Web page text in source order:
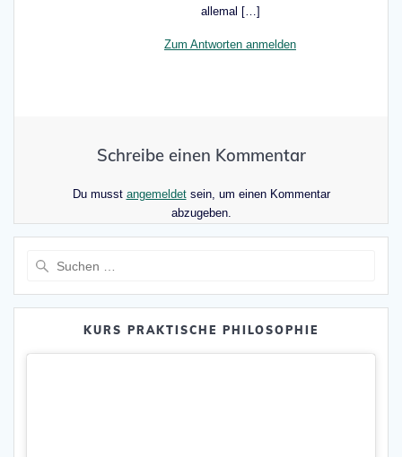
allemal […]
Zum Antworten anmelden
Schreibe einen Kommentar
Du musst angemeldetsein, um einen Kommentar
abzugeben.
KURS PRAKTISCHE PHILOSOPHIE